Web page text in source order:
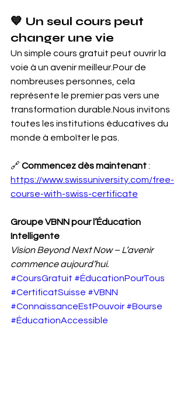
💙 Un seul cours peut
changer une vie
Un simple cours gratuit peut ouvrir la
voie à un avenir meilleur.Pour de
nombreuses personnes, cela
représente le premier pas vers une
transformation durable.Nous invitons
toutes les institutions éducatives du
monde à emboîter le pas.
🔗 Commencez dès maintenant :
https://www.swissuniversity.com/free-
course-with-swiss-certificate
Groupe VBNN pour l’Éducation
Intelligente
Vision Beyond Next Now – L’avenir
commence aujourd’hui.
#CoursGratuit #ÉducationPourTous
#CertificatSuisse #VBNN
#ConnaissanceEstPouvoir #Bourse
#ÉducationAccessible